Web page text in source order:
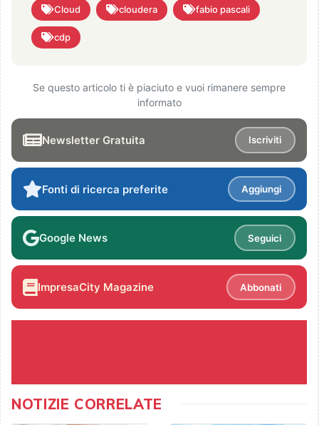
Cloud cloudera fabio pascali
cdp
Se questo articolo ti è piaciuto e vuoi rimanere sempre
informato
Newsletter Gratuita Iscriviti
Fonti di ricerca preferite Aggiungi
Google News Seguici
ImpresaCity Magazine Abbonati
NOTIZIE CORRELATE